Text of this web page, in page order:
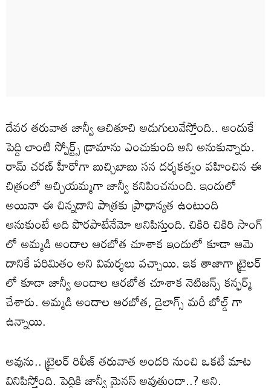
దేవర తరువాత జాన్వీ ఆచితూచి అడుగులువేస్తోంది.. అందుకే
పెద్ది లాంటి స్పోర్ట్స్ డ్రామాను ఎంచుకుంది అని అనుకున్నారు.
రామ్ చరణ్ హీరోగా బుచ్చిబాబు సన దర్శకత్వం వహించిన ఈ
చిత్రంలో అచ్చియమ్మగా జాన్వీ కనిపించనుంది. ఇందులో
అయినా ఈ చిన్నదాని పాత్రకు ప్రాధాన్యత ఉంటుంది
అనుకుంటే అది పొరపాటేనేమో అనిపిస్తుంది. చికిరి చికిరి సాంగ్
లో అమ్మడి అందాల ఆరబోత చూశాక ఇందులో కూడా ఆమె
దానికే పరిమితం అని విమర్శలు వచ్చాయి. ఇక తాజాగా ట్రైలర్
లో కూడా జాన్వీ అందాల ఆరబోత చూశాక నెటిజన్స్ కన్ఫర్మ్
చేశారు. అమ్మడి అందాల ఆరబోత, డైలాగ్స్ మరీ బోల్డ్ గా
ఉన్నాయి.
అవును.. ట్రైలర్ రిలీజ్ తరువాత అందరి నుంచి ఒకటే మాట
వినిపిస్తోంది. పెద్దికి జాన్వీ మైనస్ అవుతుందా..? అని.